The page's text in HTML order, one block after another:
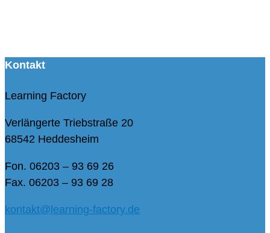
Kontakt
Learning Factory
Verlängerte Triebstraße 20
68542 Heddesheim
Fon. 06203 – 93 69 26
Fax. 06203 – 93 69 28
kontakt@learning-factory.de